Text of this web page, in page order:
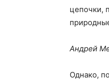
цепочки,
Андрей
Однако,